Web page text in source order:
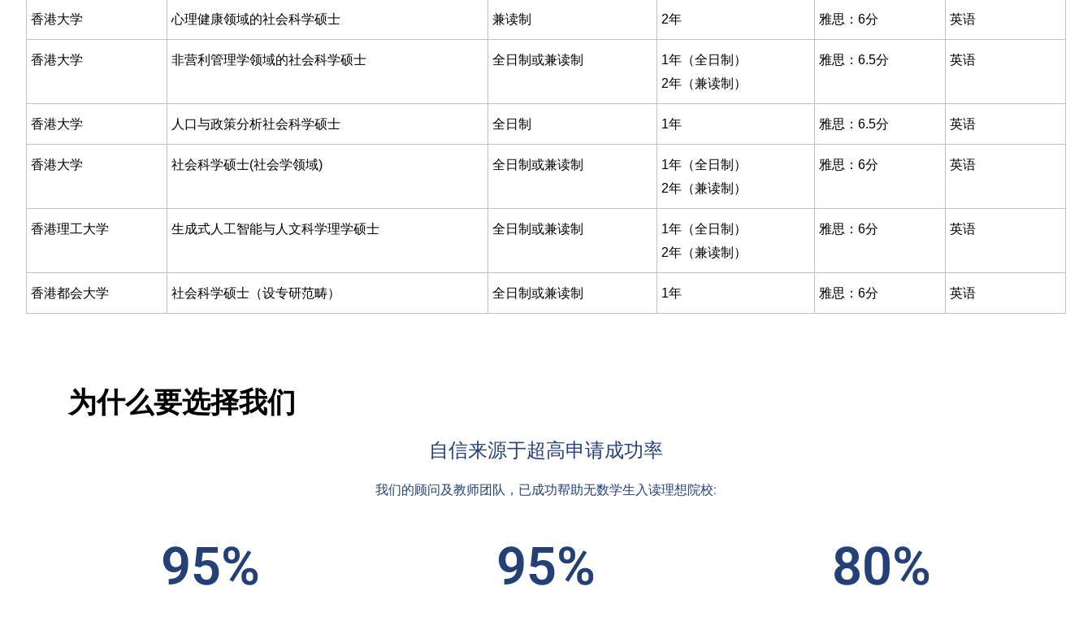
香港大学 心理健康领域的社会科学硕士 兼读制 2年 雅思：6分 英语
香港大学 非营利管理学领域的社会科学硕士 全日制或兼读制
1年（全日制）
2年（兼读制）
雅思：6.5分 英语
香港大学 人口与政策分析社会科学硕士 全日制 1年 雅思：6.5分 英语
香港大学 社会科学硕士(社会学领域) 全日制或兼读制
1年（全日制）
2年（兼读制）
雅思：6分 英语
香港理工大学 生成式人工智能与人文科学理学硕士 全日制或兼读制
1年（全日制）
2年（兼读制）
雅思：6分 英语
香港都会大学 社会科学硕士（设专研范畴） 全日制或兼读制 1年 雅思：6分 英语
为什么要选择我们
自信来源于超高申请成功率
我们的顾问及教师团队，已成功帮助无数学生入读理想院校:
95% 95% 80%